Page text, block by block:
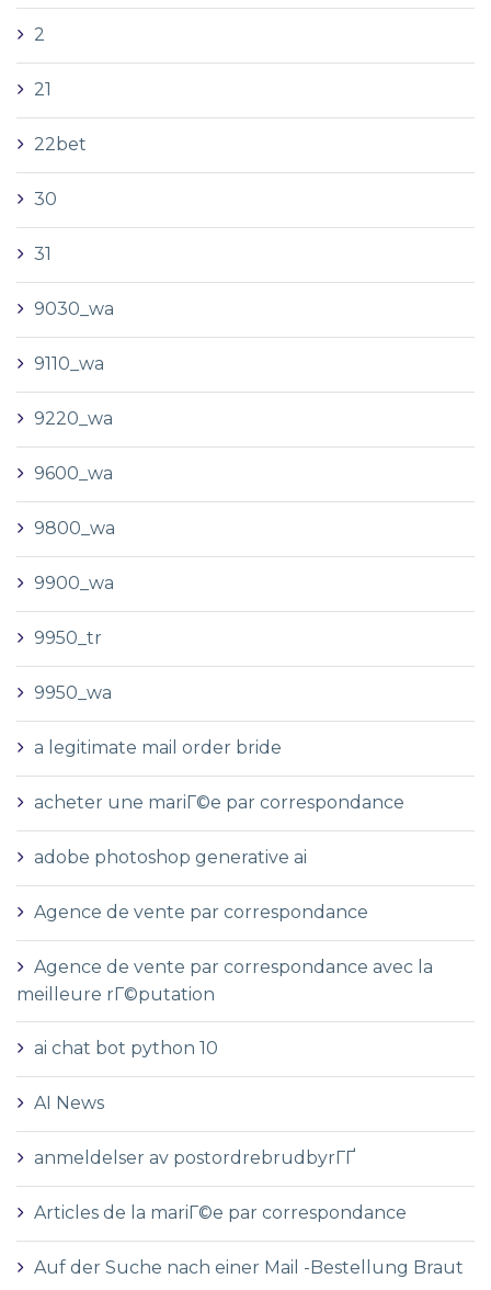
2
21
22bet
30
31
9030_wa
9110_wa
9220_wa
9600_wa
9800_wa
9900_wa
9950_tr
9950_wa
a legitimate mail order bride
acheter une mariГ©e par correspondance
adobe photoshop generative ai
Agence de vente par correspondance
Agence de vente par correspondance avec la
meilleure rГ©putation
ai chat bot python 10
AI News
anmeldelser av postordrebrudbyrГҐ
Articles de la mariГ©e par correspondance
Auf der Suche nach einer Mail -Bestellung Braut